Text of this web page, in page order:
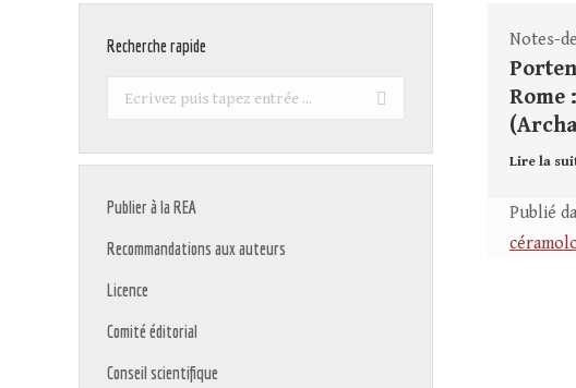
Notes-
Rome
Lire la
Publié
Recherche rapide
Recherche
Publier à la REA
Recommandations aux auteurs
Licence
Comité éditorial
Conseil scientifique